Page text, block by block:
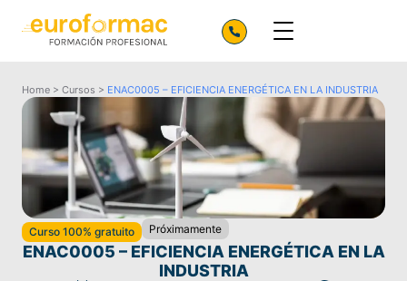
Home > Cursos > ENAC0005 – EFICIENCIA ENERGÉTICA EN LA INDUSTRIA
Curso 100% gratuito Próximamente
ENAC0005 – EFICIENCIA ENERGÉTICA EN LA
INDUSTRIA